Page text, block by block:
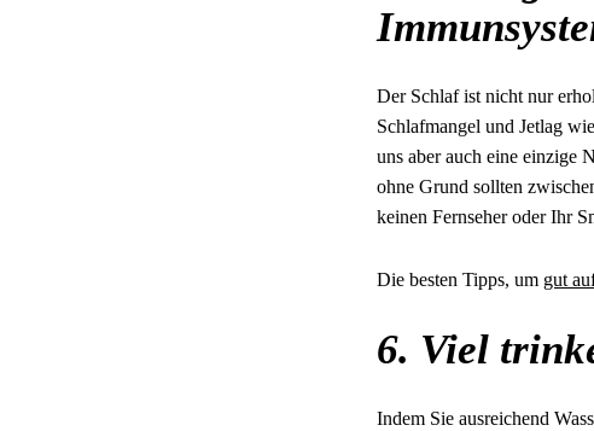
Der Schlaf ist nicht nur
Schlafmangel und Jetlag
uns aber auch eine einzige
ohne Grund sollten
keinen Fernseher oder Ihr
Die besten Tipps, um gut
6. Viel
Indem Sie ausreichend